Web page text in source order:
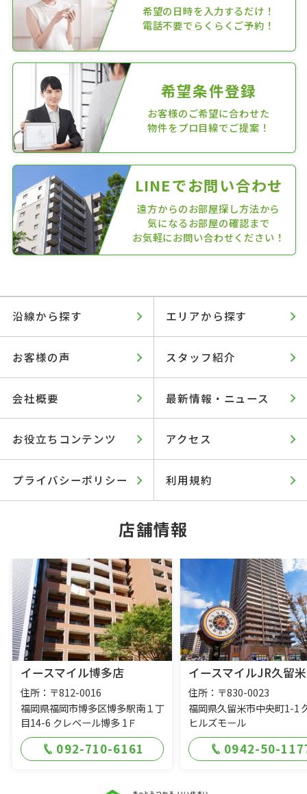
希望の日時を入力するだけ！
電話不要でらくらくご予約！
希望条件登録
お客様のご希望に合わせた
物件をプロ目線でご提案！
LINEでお問い合わせ
遠方からのお部屋探し方法から
気になるお部屋の確認まで
お気軽にお問い合わせください！
沿線から探す エリアから探す
お客様の声 スタッフ紹介
会社概要 最新情報・ニュース
お役立ちコンテンツ アクセス
プライバシーポリシー 利用規約
店舗情報
イースマイル博多店
住所：〒812-0016
福岡県福岡市博多区博多駅南１丁
目14-6 クレベール博多 1Ｆ
092-710-6161
イースマイルJR久留
住所：〒830-0023
福岡県久留米市中央町1-1
ヒルズモール
0942-50-